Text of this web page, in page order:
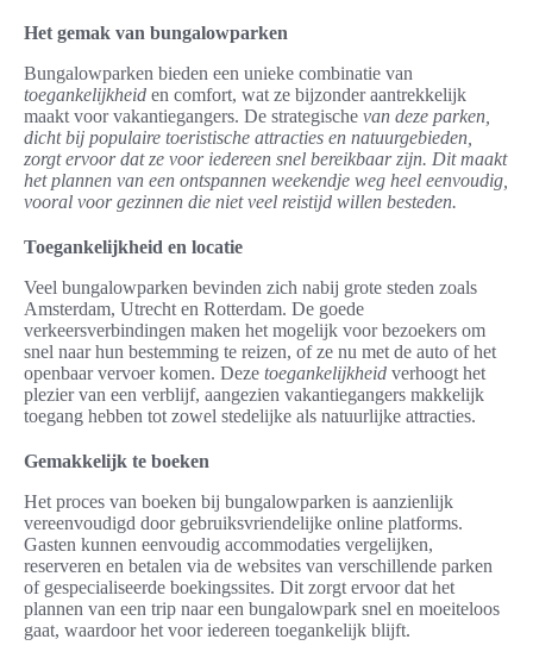
Het gemak van bungalowparken
Bungalowparken bieden een unieke combinatie van
toegankelijkheid en comfort, wat ze bijzonder aantrekkelijk
maakt voor vakantiegangers. De strategische van deze parken,
dicht bij populaire toeristische attracties en natuurgebieden,
zorgt ervoor dat ze voor iedereen snel bereikbaar zijn. Dit maakt
het plannen van een ontspannen weekendje weg heel eenvoudig,
vooral voor gezinnen die niet veel reistijd willen besteden.
Toegankelijkheid en locatie
Veel bungalowparken bevinden zich nabij grote steden zoals
Amsterdam, Utrecht en Rotterdam. De goede
verkeersverbindingen maken het mogelijk voor bezoekers om
snel naar hun bestemming te reizen, of ze nu met de auto of het
openbaar vervoer komen. Deze toegankelijkheid verhoogt het
plezier van een verblijf, aangezien vakantiegangers makkelijk
toegang hebben tot zowel stedelijke als natuurlijke attracties.
Gemakkelijk te boeken
Het proces van boeken bij bungalowparken is aanzienlijk
vereenvoudigd door gebruiksvriendelijke online platforms.
Gasten kunnen eenvoudig accommodaties vergelijken,
reserveren en betalen via de websites van verschillende parken
of gespecialiseerde boekingssites. Dit zorgt ervoor dat het
plannen van een trip naar een bungalowpark snel en moeiteloos
gaat, waardoor het voor iedereen toegankelijk blijft.